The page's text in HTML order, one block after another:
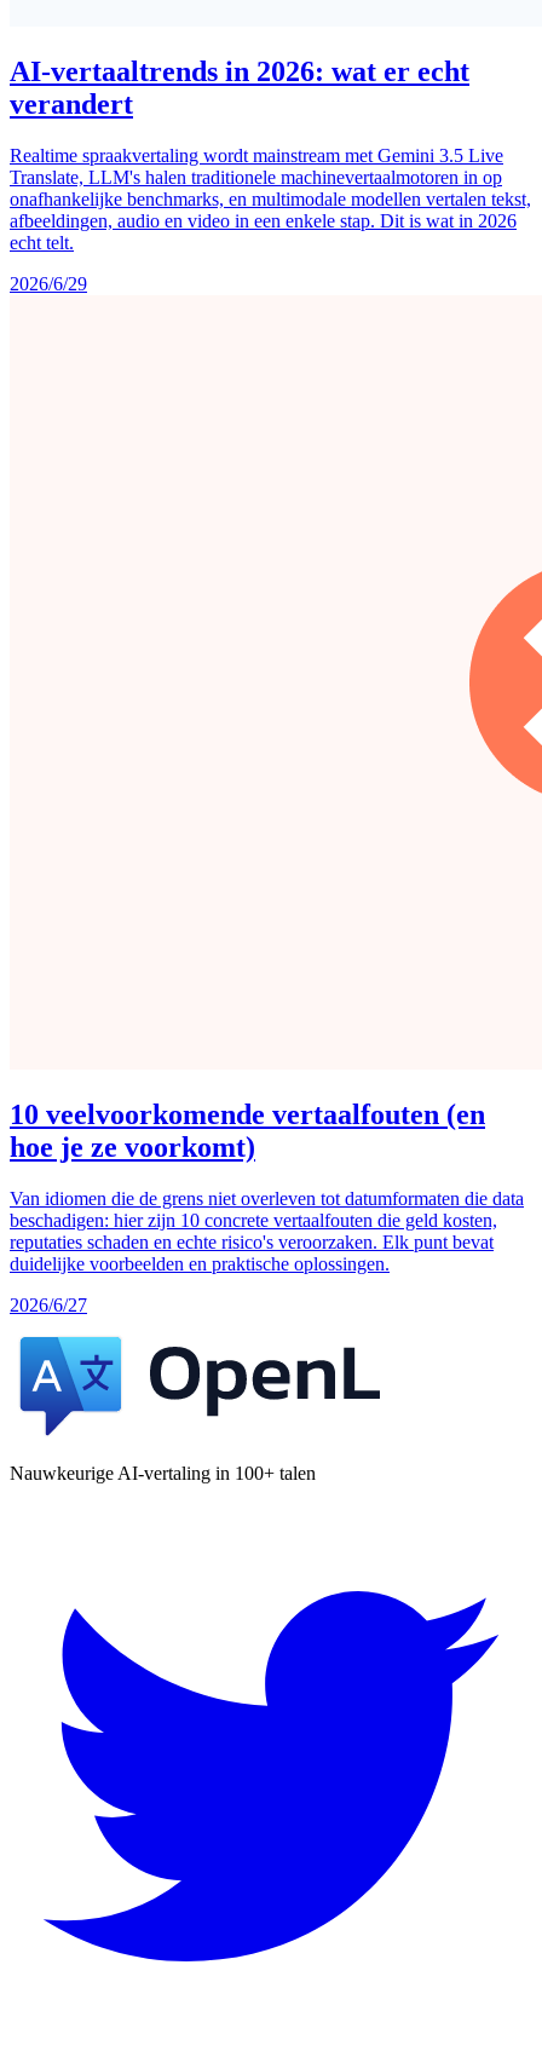
AI-vertaaltrends in 2026: wat er echt
verandert
Realtime spraakvertaling wordt mainstream met Gemini 3.5 Live
Translate, LLM's halen traditionele machinevertaalmotoren in op
onafhankelijke benchmarks, en multimodale modellen vertalen tekst,
afbeeldingen, audio en video in een enkele stap. Dit is wat in 2026
echt telt.
2026/6/29
10 veelvoorkomende vertaalfouten (en
hoe je ze voorkomt)
Van idiomen die de grens niet overleven tot datumformaten die data
beschadigen: hier zijn 10 concrete vertaalfouten die geld kosten,
reputaties schaden en echte risico's veroorzaken. Elk punt bevat
duidelijke voorbeelden en praktische oplossingen.
2026/6/27
Nauwkeurige AI-vertaling in 100+ talen